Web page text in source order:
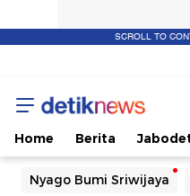
SCROLL TO
Home Berita
Nyago Bumi Sriwijaya